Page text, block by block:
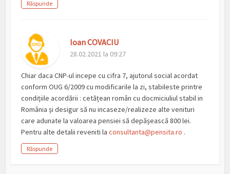
Răspunde
Ioan COVACIU
28.02.2021 la 09:27
Chiar daca CNP-ul incepe cu cifra 7, ajutorul social acordat
conform OUG 6/2009 cu modificarile la zi, stabileste printre
condițiile acordării : cetățean român cu docmiciuliul stabil in
România și desigur să nu incaseze/realizeze alte venituri
care adunate la valoarea pensiei să depășească 800 lei.
Pentru alte detalii reveniti laconsultanta@pensita.ro .
Răspunde